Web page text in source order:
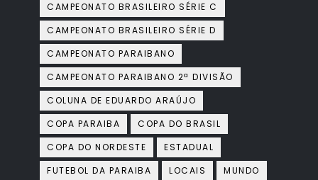
CAMPEONATO BRASILEIRO SÉRIE C
CAMPEONATO BRASILEIRO SÉRIE D
CAMPEONATO PARAIBANO
CAMPEONATO PARAIBANO 2ª DIVISÃO
COLUNA DE EDUARDO ARAÚJO
COPA PARAIBA
COPA DO BRASIL
COPA DO NORDESTE
ESTADUAL
FUTEBOL DA PARAIBA
LOCAIS
MUNDO